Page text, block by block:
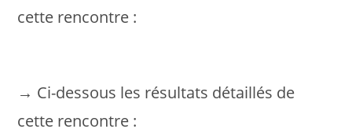
cette rencontre :
→ Ci-dessous les résultats détaillés de
cette rencontre :